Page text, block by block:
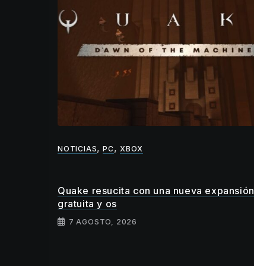
NOTICIAS,PC,XBOX
Quake resucita con una nueva expansión
gratuita y os
7 AGOSTO, 2026